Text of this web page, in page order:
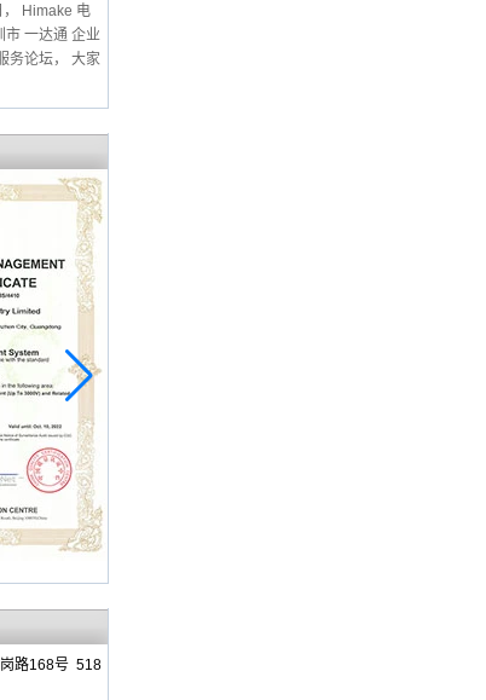
Himake 电
市 一达通 企业
务论坛， 大家
路168号 518